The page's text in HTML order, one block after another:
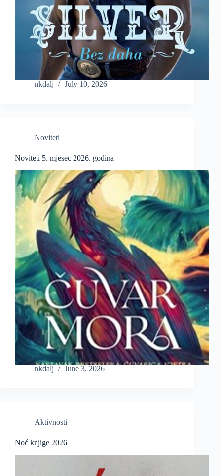
nkdalj July 10, 2026
Noviteti
Noviteti 5. mjesec 2026. godina
nkdalj June 3, 2026
Aktivnosti
Noć knjige 2026